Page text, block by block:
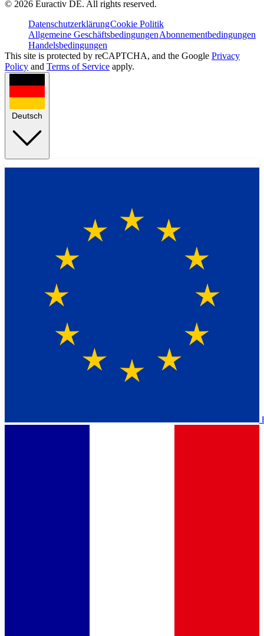
© 2026 Euractiv DE. All rights reserved.
DatenschutzerklärungCookie Politik
Allgemeine GeschäftsbedingungenAbonnementbedingungen
Handelsbedingungen
This site is protected by reCAPTCHA, and the Google Privacy
Policy and Terms of Service apply.
Deutsch